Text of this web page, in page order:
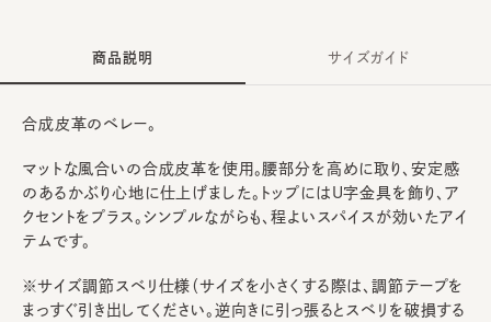
商品説明
合成皮革のベレー。
マットな風合いの合成皮革を使用。腰部分を高めに取り、安定感
のあるかぶり心地に仕上げました。トップにはU字金具を飾り、ア
クセントをプラス。シンプルながらも、程よいスパイスが効いたアイ
テムです。
※サイズ調節スベリ仕様（サイズを小さくする際は、調節テープを
まっすぐ引き出してください。逆向きに引っ張るとスベリを破損する
サイズガイド